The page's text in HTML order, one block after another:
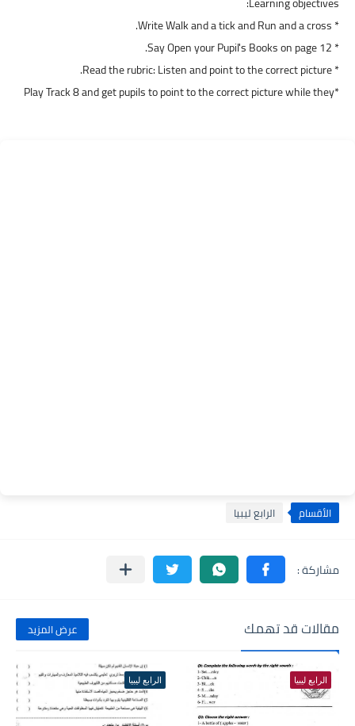
* Write Walk and a tick and Run and a cross.
* Say Open your Pupil's Books on page 12.
* Read the rubric: Listen and point to the correct picture.
*Play Track 8 and get pupils to point to the correct picture while they
الأقسام الرابع ليبيا
مقالات قد تهمك عرض المزيد
الرابع ليبيا الرابع ليبيا